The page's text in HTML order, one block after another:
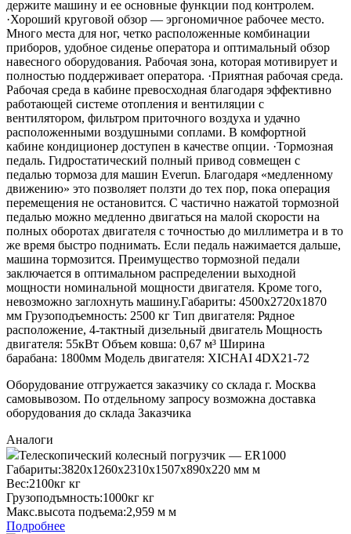
держите машину и ее основные функции под контролем.
·Хороший круговой обзор — эргономичное рабочее место.
Много места для ног, четко расположенные комбинации
приборов, удобное сиденье оператора и оптимальный обзор
навесного оборудования. Рабочая зона, которая мотивирует и
полностью поддерживает оператора. ·Приятная рабочая среда.
Рабочая среда в кабине превосходная благодаря эффективно
работающей системе отопления и вентиляции с
вентилятором, фильтром приточного воздуха и удачно
расположенными воздушными соплами. В комфортной
кабине кондиционер доступен в качестве опции. ·Тормозная
педаль. Гидростатический полный привод совмещен с
педалью тормоза для машин Everun. Благодаря «медленному
движению» это позволяет ползти до тех пор, пока операция
перемещения не остановится. С частично нажатой тормозной
педалью можно медленно двигаться на малой скорости на
полных оборотах двигателя с точностью до миллиметра и в то
же время быстро поднимать. Если педаль нажимается дальше,
машина тормозится. Преимущество тормозной педали
заключается в оптимальном распределении выходной
мощности номинальной мощности двигателя. Кроме того,
невозможно заглохнуть машину.Габариты: 4500х2720х1870
мм Грузоподъемность: 2500 кг Тип двигателя: Рядное
расположение, 4-тактный дизельный двигатель Мощность
двигателя: 55кВт Объем ковша: 0,67 м³ Ширина
барабана: 1800мм Модель двигателя: XICHAI 4DX21-72
Оборудование отгружается заказчику со склада г. Москва
самовывозом. По отдельному запросу возможна доставка
оборудования до склада Заказчика
Аналоги
Телескопический колесный погрузчик — ER1000
Габариты:3820х1260х2310х1507х890х220 мм м
Вес:2100кг кг
Грузоподъмность:1000кг кг
Макс.высота подъема:2,959 м м
Подробнее